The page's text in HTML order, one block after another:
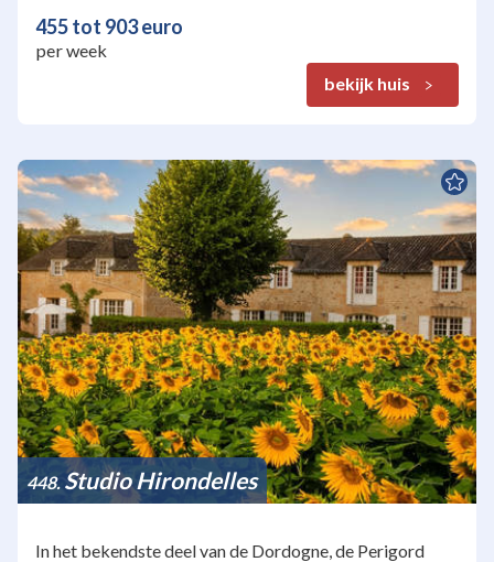
455 tot 903 euro
per week
bekijk huis
448 Studio Hirondelles
In het bekendste deel van de Dordogne, de Perigord